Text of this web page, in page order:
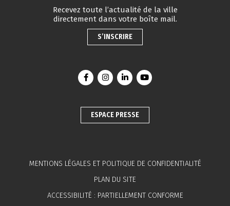
Recevez toute l’actualité de la ville
directement dans votre boîte mail.
S’INSCRIRE
Lien vers le compte Facebook
Lien vers le compte Instagram
Lien vers le compte Linkedin
Lien vers la chaîne
ESPACE PRESSE
MENTIONS LÉGALES ET POLITIQUE DE CONFIDENTIALITÉ
PLAN DU SITE
ACCESSIBILITÉ : PARTIELLEMENT CONFORME